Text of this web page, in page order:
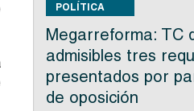
POLÍTICA
Megarreforma: TC
admisibles tres
presentados por
de oposición